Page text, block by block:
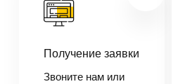
В течении 10
Получение заявки
Звоните нам или